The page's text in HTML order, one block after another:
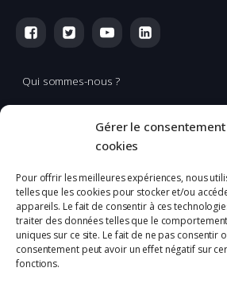
Gérer le
cookies
Pour offrir les meilleures expériences, nous
telles que les cookies pour stocker et/ou
appareils. Le fait de consentir à ces
traiter des données telles que le
uniques sur ce site. Le fait de ne pas consentir
consentement peut avoir un effet négatif sur
fonctions.
Qui sommes-nous ?
Multimédia
Réalisation & production vidéo
L'Incubation
Mentions légales